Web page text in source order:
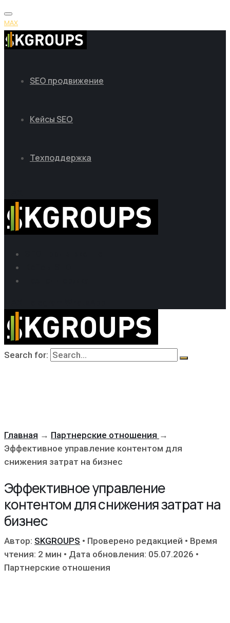
MAX
SEO продвижение
Кейсы SEO
Техподдержка
Search for:
Главная → Партнерские отношения →
Эффективное управление контентом для
снижения затрат на бизнес
Эффективное управление
контентом для снижения затрат на
бизнес
Автор: SKGROUPS • Проверено редакцией • Время
чтения: 2 мин • Дата обновления: 05.07.2026 •
Партнерские отношения